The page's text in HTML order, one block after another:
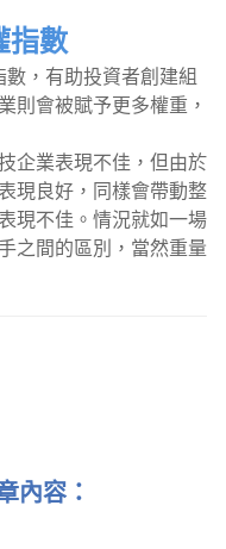
指數
，有助投資者創建組
則會被賦予更多權重，
企業表現不佳，但由於
現良好，同樣會帶動整
現不佳。情況就如一場
之間的區別，當然重量
內容：